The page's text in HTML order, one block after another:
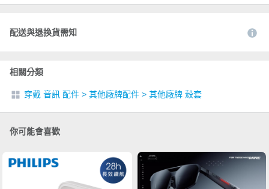
配送與退換貨需知
相關分類
穿戴 音訊 配件 > 其他廠牌配件 > 其他廠牌 殼套
你可能會喜歡